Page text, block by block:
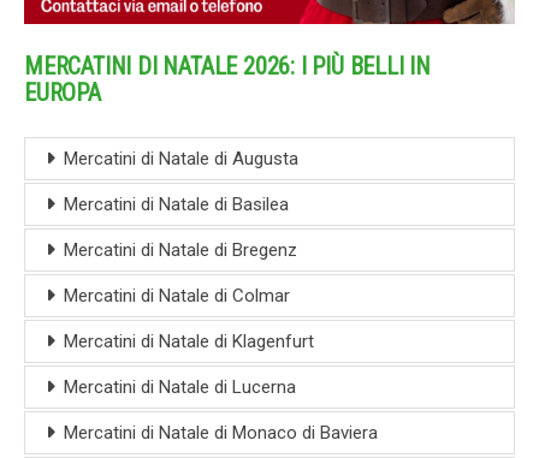
MERCATINI DI NATALE 2026: I PIÙ BELLI IN
EUROPA
Mercatini di Natale di Augusta
Mercatini di Natale di Basilea
Mercatini di Natale di Bregenz
Mercatini di Natale di Colmar
Mercatini di Natale di Klagenfurt
Mercatini di Natale di Lucerna
Mercatini di Natale di Monaco di Baviera